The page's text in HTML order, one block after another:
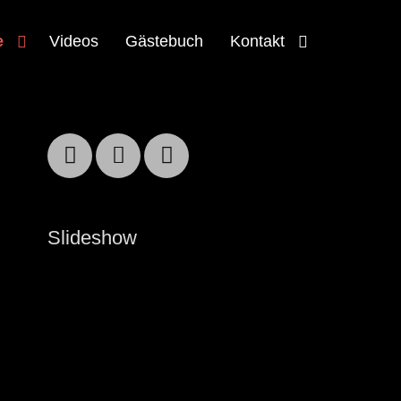
Videos Gästebuch Kontakt
Facebook
Email YouTube
Slideshow